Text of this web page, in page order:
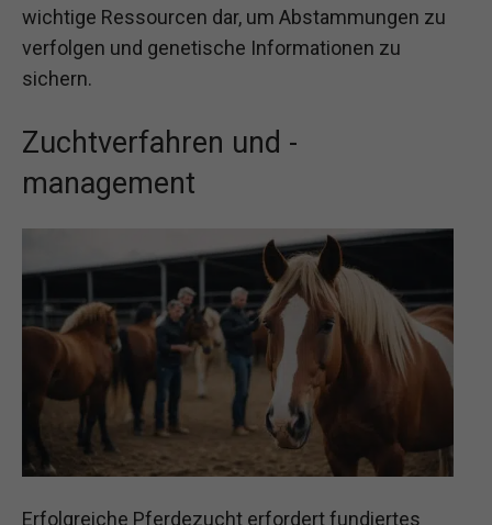
wichtige Ressourcen dar, um Abstammungen zu
verfolgen und genetische Informationen zu
sichern.
Zuchtverfahren und -
management
Erfolgreiche Pferdezucht erfordert fundiertes